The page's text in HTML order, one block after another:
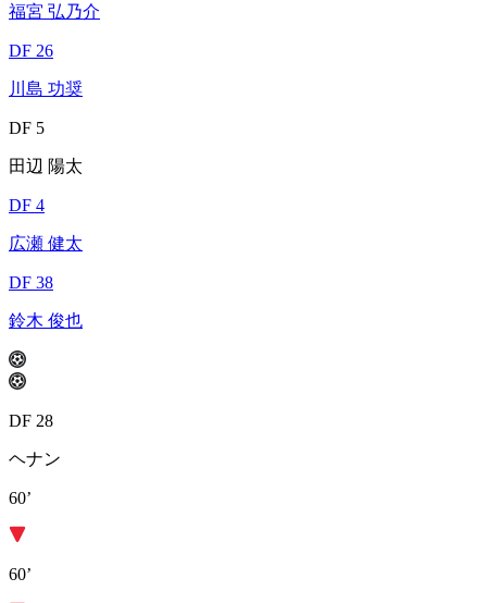
福宮 弘乃介
DF 26
川島 功奨
DF 5
田辺 陽太
DF 4
広瀬 健太
DF 38
鈴木 俊也
DF 28
ヘナン
60’
60’